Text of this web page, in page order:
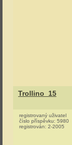
Trollino_15
registrovaný uživatel
číslo příspěvku: 5980
registrován: 2-2005